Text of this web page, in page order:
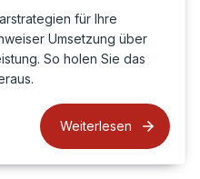
für Ihre
Umsetzung über
So holen Sie das
Weiterlesen